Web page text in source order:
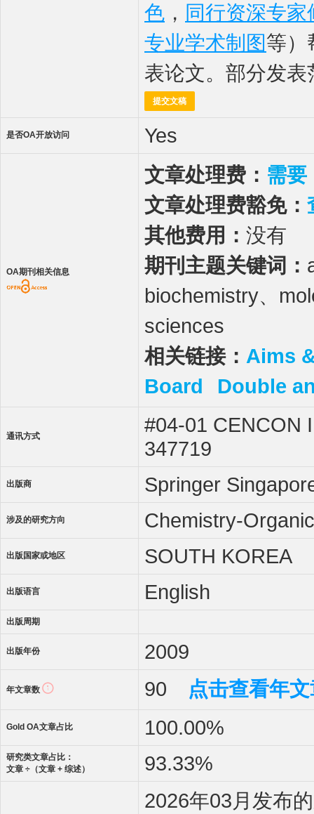
色 ， 同行资深专家
专业学术制图等）
表论文。部分发
提交文稿
是否OA开放访问 Yes
OA期刊相关信息
文章处理费： 需要
文章处理费豁免：
其他费用： 没有
期刊主题关键词：
biochemistry、
sciences
相关链接： Aims
Board
Double
通讯方式
#04-01 CENCON
347719
出版商 Springer
涉及的研究方向 Chemistry-
出版国家或地区 SOUTH KOREA
出版语言 English
出版周期
出版年份 2009
年文章数 90 点击查看年
Gold OA文章占比 100.00%
研究类文章占比：
文章 ÷（文章 + 综述）
93.33%
2026年03月发布